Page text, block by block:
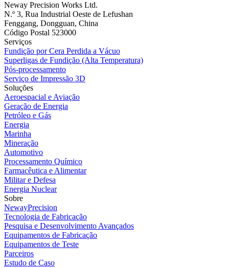
Neway Precision Works Ltd.
N.º 3, Rua Industrial Oeste de Lefushan
Fenggang, Dongguan, China
Código Postal 523000
Serviços
Fundição por Cera Perdida a Vácuo
Superligas de Fundição (Alta Temperatura)
Pós-processamento
Serviço de Impressão 3D
Soluções
Aeroespacial e Aviação
Geração de Energia
Petróleo e Gás
Energia
Marinha
Mineração
Automotivo
Processamento Químico
Farmacêutica e Alimentar
Militar e Defesa
Energia Nuclear
Sobre
NewayPrecision
Tecnologia de Fabricação
Pesquisa e Desenvolvimento Avançados
Equipamentos de Fabricação
Equipamentos de Teste
Parceiros
Estudo de Caso